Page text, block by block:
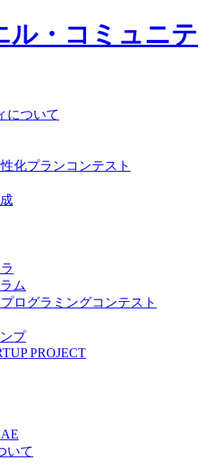
について
化プランコンテスト
ム
ログラミングコンテスト
プ
PROJECT
いて